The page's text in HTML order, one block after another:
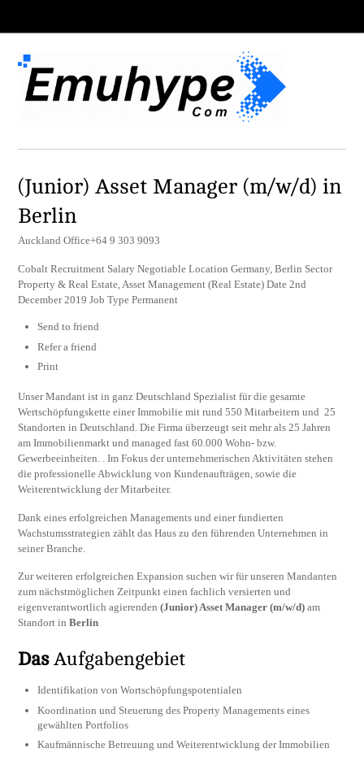
(Junior) Asset Manager (m/w/d) in
Berlin
Auckland Office+64 9 303 9093
Cobalt Recruitment Salary Negotiable Location Germany, Berlin Sector
Property & Real Estate, Asset Management (Real Estate) Date 2nd
December 2019 Job Type Permanent
Send to friend
Refer a friend
Print
Unser Mandant ist in ganz Deutschland Spezialist für die gesamte
Wertschöpfungskette einer Immobilie mit rund 550 Mitarbeitern und 25
Standorten in Deutschland. Die Firma überzeugt seit mehr als 25 Jahren
am Immobilienmarkt und managed fast 60.000 Wohn- bzw.
Gewerbeeinheiten. . Im Fokus der unternehmerischen Aktivitäten stehen
die professionelle Abwicklung von Kundenaufträgen, sowie die
Weiterentwicklung der Mitarbeiter.
Dank eines erfolgreichen Managements und einer fundierten
Wachstumsstrategien zählt das Haus zu den führenden Unternehmen in
seiner Branche.
Zur weiteren erfolgreichen Expansion suchen wir für unseren Mandanten
zum nächstmöglichen Zeitpunkt einen fachlich versierten und
eigenverantwortlich agierenden(Junior) Asset Manager (m/w/d) am
Standort inBerlin
DasAufgabengebiet
Identifikation von Wortschöpfungspotentialen
Koordination und Steuerung des Property Managements eines
gewählten Portfolios
Kaufmännische Betreuung und Weiterentwicklung der Immobilien